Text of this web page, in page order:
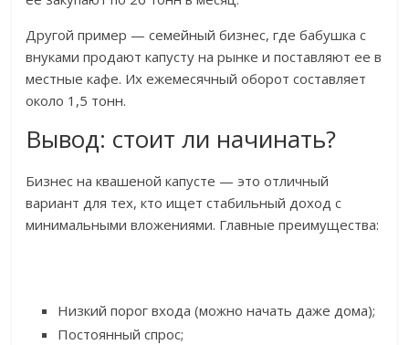
Другой пример — семейный бизнес, где бабушка с
внуками продают капусту на рынке и поставляют ее в
местные кафе. Их ежемесячный оборот составляет
около 1,5 тонн.
Вывод: стоит ли начинать?
Бизнес на квашеной капусте — это отличный
вариант для тех, кто ищет стабильный доход с
минимальными вложениями. Главные преимущества:
Низкий порог входа (можно начать даже дома);
Постоянный спрос;